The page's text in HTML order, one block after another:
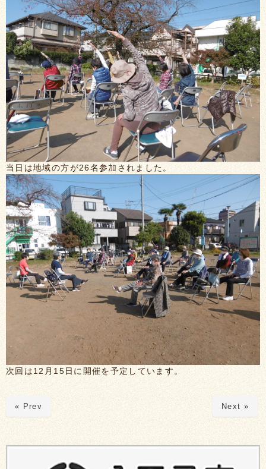
当日は地域の方が26名参加されました。
次回は12月15日に開催を予定しています。
« Prev Next »